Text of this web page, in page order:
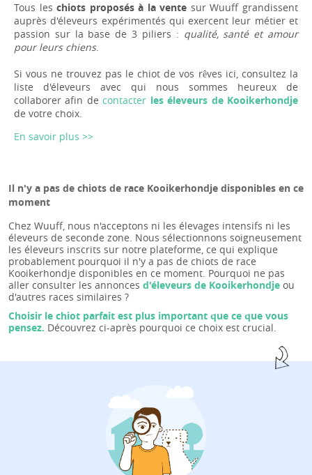
Tous leschiots proposés à la vente sur Wuuff grandissent
auprès d'éleveurs expérimentés qui exercent leur métier et
passion sur la base de 3 piliers : qualité, santé et amour
pour leurs chiens.
Si vous ne trouvez pas le chiot de vos rêves ici, consultez la
liste d'éleveurs avec qui nous sommes heureux de
collaborer afin decontacter les éleveurs de Kooikerhondje
de votre choix.
En savoir plus >>
Il n'y a pas de chiots de race Kooikerhondje disponibles en ce
moment
Chez Wuuff, nous n'acceptons ni les élevages intensifs ni les
éleveurs de seconde zone. Nous sélectionnons soigneusement
les éleveurs inscrits sur notre plateforme, ce qui explique
probablement pourquoi il n'y a pas de chiots de race
Kooikerhondje disponibles en ce moment. Pourquoi ne pas
aller consulter les annonces d'éleveurs de Kooikerhondje ou
d'autres races similaires ?
Choisir le chiot parfait est plus important que ce que vous
pensez. Découvrez ci-après pourquoi ce choix est crucial.